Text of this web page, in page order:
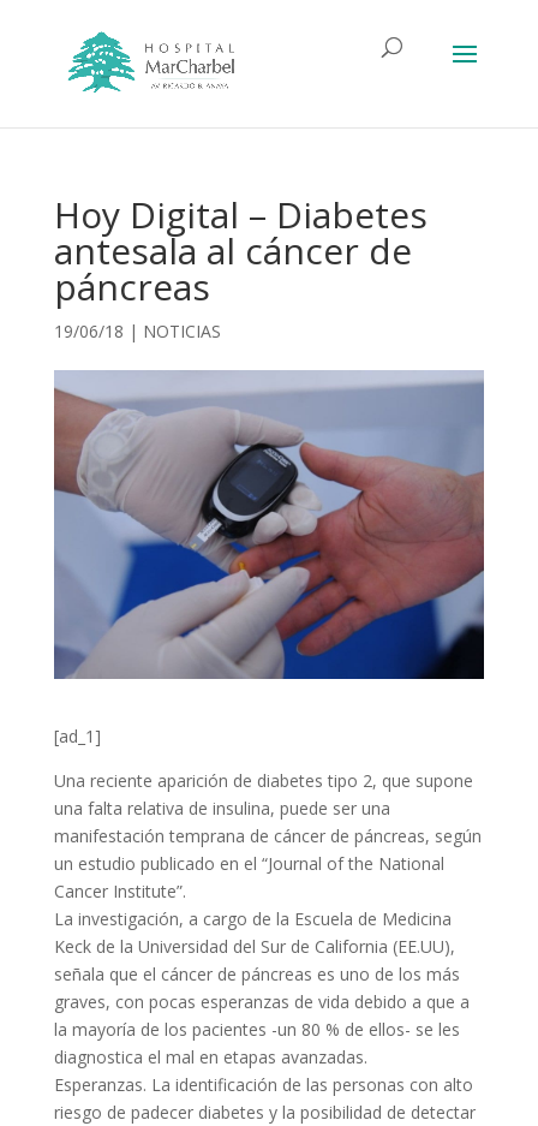
Hoy Digital – Diabetes
antesala al cáncer de
páncreas
19/06/18 | NOTICIAS
[ad_1]
Una reciente aparición de diabetes tipo 2, que supone
una falta relativa de insulina, puede ser una
manifestación temprana de cáncer de páncreas, según
un estudio publicado en el “Journal of the National
Cancer Institute”.
La investigación, a cargo de la Escuela de Medicina
Keck de la Universidad del Sur de California (EE.UU),
señala que el cáncer de páncreas es uno de los más
graves, con pocas esperanzas de vida debido a que a
la mayoría de los pacientes -un 80 % de ellos- se les
diagnostica el mal en etapas avanzadas.
Esperanzas. La identificación de las personas con alto
riesgo de padecer diabetes y la posibilidad de detectar